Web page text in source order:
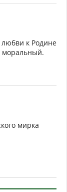
любви к Родине
моральный.
мирка